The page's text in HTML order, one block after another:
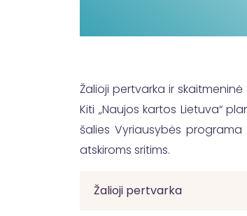
Žalioji pertvarka ir
Kiti „Naujos kartos Lietuva“
šalies Vyriausybės
atskiroms sritims.
Žalioji pertvarka